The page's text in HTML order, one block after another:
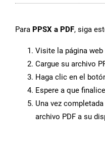
Para PPSX a PDF, siga
Visite la página web
Cargue su archivo
Haga clic en el
Espere a que
Una vez
archivo PDF a su